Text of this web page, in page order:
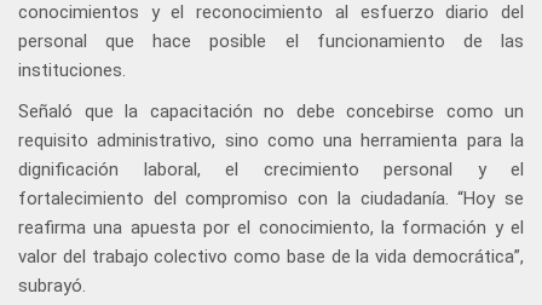
conocimientos y el reconocimiento al esfuerzo diario del
personal que hace posible el funcionamiento de las
instituciones.
Señaló que la capacitación no debe concebirse como un
requisito administrativo, sino como una herramienta para la
dignificación laboral, el crecimiento personal y el
fortalecimiento del compromiso con la ciudadanía. “Hoy se
reafirma una apuesta por el conocimiento, la formación y el
valor del trabajo colectivo como base de la vida democrática”,
subrayó.